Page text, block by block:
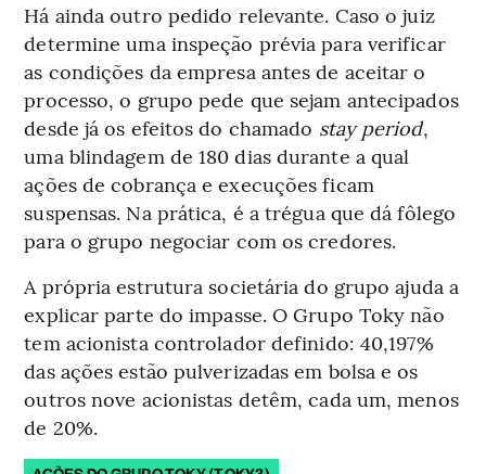
Há ainda outro pedido relevante. Caso o juiz
determine uma inspeção prévia para verificar
as condições da empresa antes de aceitar o
processo, o grupo pede que sejam antecipados
desde já os efeitos do chamado stay period,
uma blindagem de 180 dias durante a qual
ações de cobrança e execuções ficam
suspensas. Na prática, é a trégua que dá fôlego
para o grupo negociar com os credores.
A própria estrutura societária do grupo ajuda a
explicar parte do impasse. O Grupo Toky não
tem acionista controlador definido: 40,197%
das ações estão pulverizadas em bolsa e os
outros nove acionistas detêm, cada um, menos
de 20%.